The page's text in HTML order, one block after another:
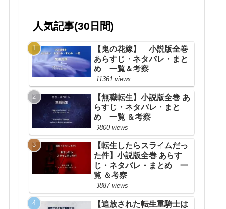
人気記事(30日間)
【鬼の花嫁】 小説版全巻
あらすじ・ネタバレ・まと
め 一覧＆考察
11361 views
【無職転生】小説版全巻 あ
らすじ・ネタバレ・まと
め 一覧 ＆考察
9800 views
【転生したらスライムだっ
た件】小説版全巻 あらす
じ・ネタバレ・まとめ 一
覧 ＆考察
3887 views
【追放された転生重騎士は